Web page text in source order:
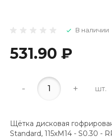
В наличии
531.90 ₽
- + шт.
Щётка дисковая
Standard, 115xМ14 - S0.30 -